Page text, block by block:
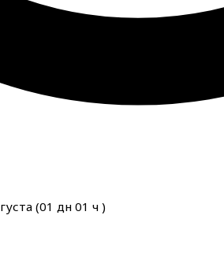
(01 дн01 ч)